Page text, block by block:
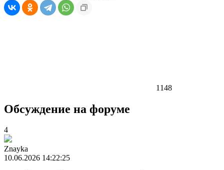
1148
Обсуждение на форуме
4
Znayka
10.06.2026 14:22:25